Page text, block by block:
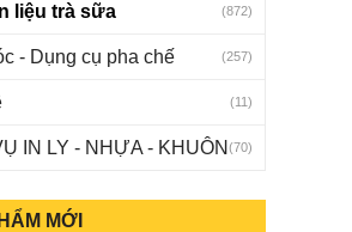
liệu trà sữa (872)
- Dụng cụ pha chế (257)
(11)
IN LY - NHỰA - KHUÔN (70)
MỚI